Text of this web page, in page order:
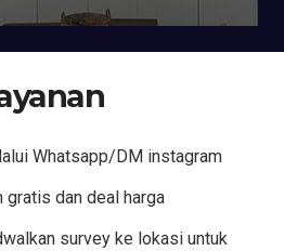
Whatsapp/DM instagram
dan deal harga
survey ke lokasi untuk